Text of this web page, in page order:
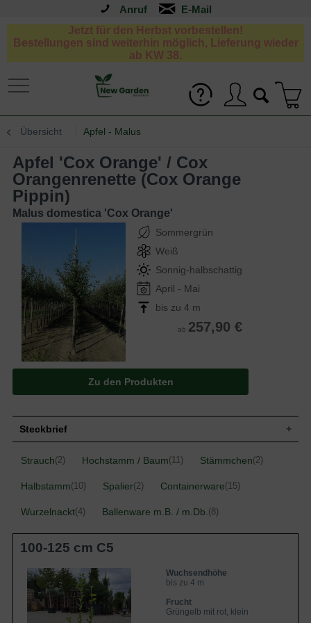
Anruf
Jetzt für den Herbst vorbestellen!
Bestellungen sind weiterhin möglich, Lieferung wieder
ab KW 38.
Übersicht Apfel - Malus
Apfel 'Cox Orange' / Cox
Orangenrenette (Cox Orange
Pippin)
Malus domestica 'Cox Orange'
Sommergrün
Weiß
Sonnig-halbschattig
April - Mai
bis zu 4 m
ab 257,90 €
Zu den Produkten
Steckbrief
Wuchs
Kleiner Baum, gut verzweigt, breit
aufrecht, bis zu 400 cm hoch und bis zu
300 cm breit
Sommergrün, eiförmig, am Ende
glänzend, mittelgrün, bis zu 8 cm lang
Grüngelbe Äpfel, sonnenseits streifig bis
saftig und süß, klein bis mittelgroß
Geschmack
Süß und saftig
Blüte
Weiß
Blütezeit
April bis Mai
Strauch(2) Hochstamm / Baum(11) Stämmchen(2)
Halbstamm(10) Spalier(2) Containerware(15)
Wurzelnackt(4) Ballenware m.B. / m.Db. (8)
100-125 cm C5
Wuchsendhöhe
bis zu 4 m
Frucht
Grüngelb mit rot, klein